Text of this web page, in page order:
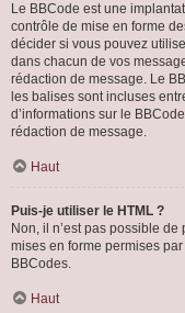
Le BBCode est une
contrôle de mise en forme
décider si vous pouvez
dans chacun de vos
rédaction de message. Le
les balises sont incluses
d’informations sur le
rédaction de message.
Haut
Puis-je utiliser le HTML ?
Non, il n’est pas possible
mises en forme permises
BBCodes.
Haut